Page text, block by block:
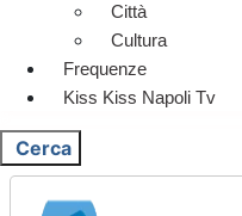
Città
Cultura
Frequenze
Kiss Kiss Napoli Tv
Cerca